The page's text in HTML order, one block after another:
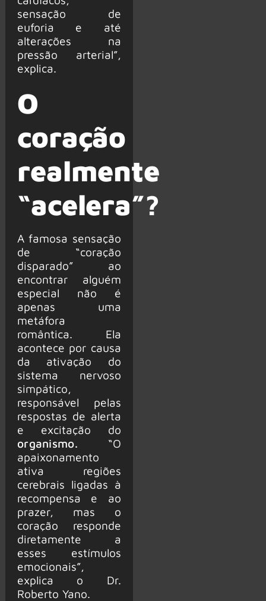
sensação de
euforia e até
alterações na
pressão arterial”,
explica.
O
coração
realmente
“acelera”?
A famosa sensação
de “coração
disparado” ao
encontrar alguém
especial não é
apenas uma
metáfora
romântica. Ela
acontece por causa
da ativação do
sistema nervoso
simpático,
responsável pelas
respostas de alerta
e excitação do
organismo. “O
apaixonamento
ativa regiões
cerebrais ligadas à
recompensa e ao
prazer, mas o
coração responde
diretamente a
esses estímulos
emocionais”,
explica o Dr.
Roberto Yano.